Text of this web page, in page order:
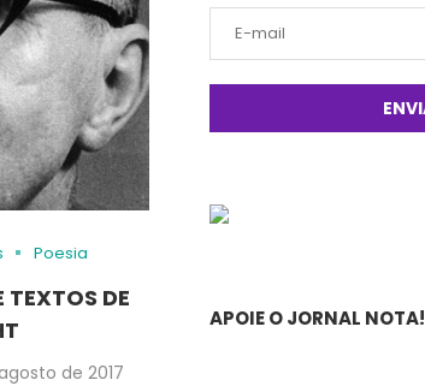
Poesia
DE
de 2017
APOIE O JORNAL NOTA!